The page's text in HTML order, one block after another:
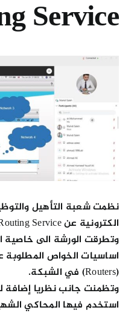
Service
Larger
Image
نظمت شعبة التأهيل
الكترونية عن Routing Service .
وتطرقت الورشة الى خاصية
اساسيات الخواص المطلوبة
(Routers) في الشبكة.
وتظمنت جانب نظريا إضافة